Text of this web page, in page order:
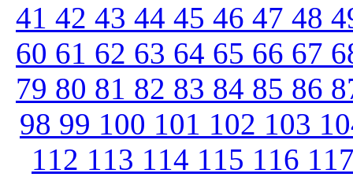
41 42 43 44 45 46 47 48
60 61 62 63 64 65 66 67
79 80 81 82 83 84 85 86
98 99 100 101 102 103
112 113 114 115 116